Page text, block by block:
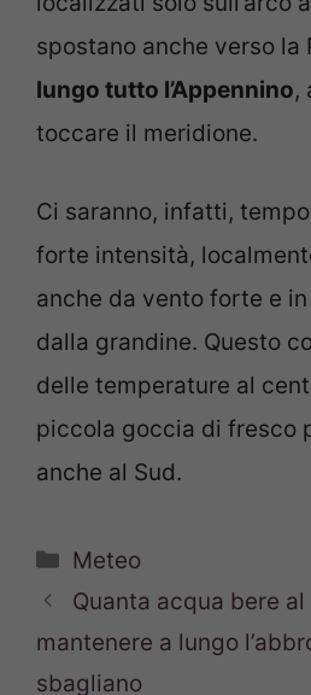
spostano anche verso la
lungo tutto l’Appennino,
toccare il meridione.
Ci saranno, infatti,
forte intensità,
anche da vento forte e
dalla grandine. Questo
delle temperature al
piccola goccia di fresco
anche al Sud.
Categorie
Meteo
Quanta acqua bere
mantenere a lungo
sbagliano